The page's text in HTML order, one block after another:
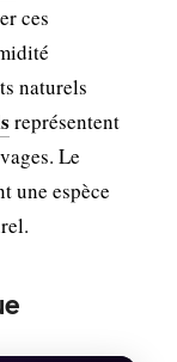
ces
naturels
représentent
Le
une espèce